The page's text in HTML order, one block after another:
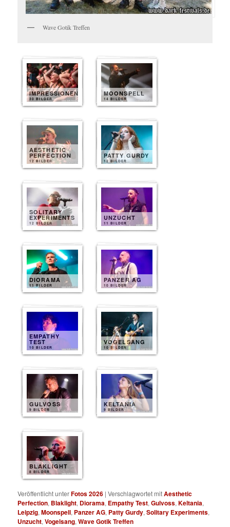
Wave Gotik Treffen
IMPRESSIONEN
30 BILDER
MOONSPELL
14 BILDER
AESTHETIC
PERFECTION
12 BILDER
PATTY GURDY
12 BILDER
SOLITARY
EXPERIMENTS
12 BILDER
UNZUCHT
11 BILDER
DIORAMA
11 BILDER
PANZER AG
10 BILDER
EMPATHY
TEST
10 BILDER
VOGELSANG
10 BILDER
GULVOSS
9 BILDER
KELTANIA
9 BILDER
BLAKLIGHT
8 BILDER
Veröffentlicht unterFotos 2026 |Verschlagwortet mitAesthetic
Perfection, Blaklight, Diorama, Empathy Test,Gulvoss,Keltania,
Leipzig,Moonspell, Panzer AG, Patty Gurdy,Solitary Experiments,
Unzucht,Vogelsang,Wave Gotik Treffen